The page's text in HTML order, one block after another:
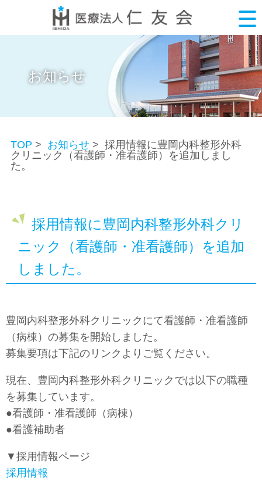
お知らせ
TOP > お知らせ > 採用情報に豊岡内科整形外科
クリニック（看護師・准看護師）を追加しまし
た。
採用情報に豊岡内科整形外科クリ
ニック（看護師・准看護師）を追加
しました。
豊岡内科整形外科クリニックにて看護師・准看護師
（病棟）の募集を開始しました。
募集要項は下記のリンクよりご覧ください。
現在、豊岡内科整形外科クリニックでは以下の職種
を募集しています。
●看護師・准看護師（病棟）
●看護補助者
▼採用情報ページ
採用情報